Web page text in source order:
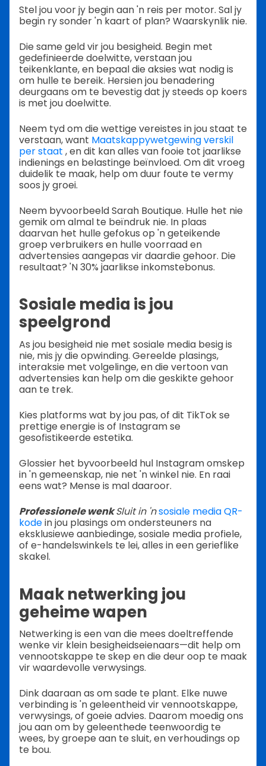
Stel jou voor jy begin aan 'n reis per motor. Sal jy
begin ry sonder 'n kaart of plan? Waarskynlik nie.
Die same geld vir jou besigheid. Begin met
gedefinieerde doelwitte, verstaan jou
teikenklante, en bepaal die aksies wat nodig is
om hulle te bereik. Hersien jou benadering
deurgaans om te bevestig dat jy steeds op koers
is met jou doelwitte.
Neem tyd om die wettige vereistes in jou staat te
verstaan, want Maatskappywetgewing verskil
per staat , en dit kan alles van fooie tot jaarlikse
indienings en belastinge beïnvloed. Om dit vroeg
duidelik te maak, help om duur foute te vermy
soos jy groei.
Neem byvoorbeeld Sarah Boutique. Hulle het nie
gemik om almal te beïndruk nie. In plaas
daarvan het hulle gefokus op 'n geteikende
groep verbruikers en hulle voorraad en
advertensies aangepas vir daardie gehoor. Die
resultaat? 'N 30% jaarlikse inkomstebonus.
Sosiale media is jou
speelgrond
As jou besigheid nie met sosiale media besig is
nie, mis jy die opwinding. Gereelde plasings,
interaksie met volgelinge, en die vertoon van
advertensies kan help om die geskikte gehoor
aan te trek.
Kies platforms wat by jou pas, of dit TikTok se
prettige energie is of Instagram se
gesofistikeerde estetika.
Glossier het byvoorbeeld hul Instagram omskep
in 'n gemeenskap, nie net 'n winkel nie. En raai
eens wat? Mense is mal daaroor.
Professionele wenkSluit in 'nsosiale media QR-
kodein jou plasings om ondersteuners na
eksklusiewe aanbiedinge, sosiale media profiele,
of e-handelswinkels te lei, alles in een gerieflike
skakel.
Maak netwerking jou
geheime wapen
Netwerking is een van die mees doeltreffende
wenke vir klein besigheidseienaars—dit help om
vennootskappe te skep en die deur oop te maak
vir waardevolle verwysings.
Dink daaraan as om sade te plant. Elke nuwe
verbinding is 'n geleentheid vir vennootskappe,
verwysings, of goeie advies. Daarom moedig ons
jou aan om by geleenthede teenwoordig te
wees, by groepe aan te sluit, en verhoudings op
te bou.